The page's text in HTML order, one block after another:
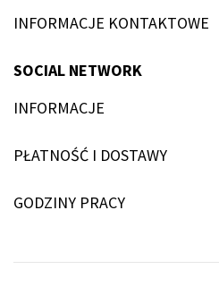
INFORMACJE KONTAKTOWE
SOCIAL NETWORK
INFORMACJE
PŁATNOŚĆ I DOSTAWY
GODZINY PRACY